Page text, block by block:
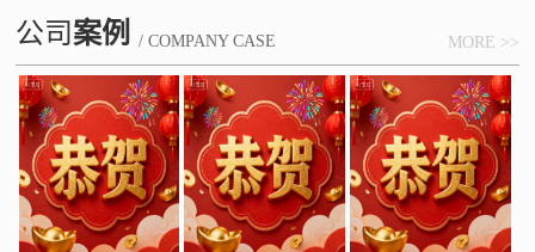
公司案例 / COMPANY CASE MORE >>